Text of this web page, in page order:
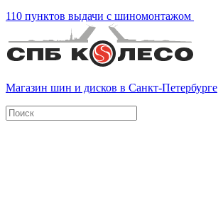
110 пунктов выдачи с шиномонтажом
Магазин шин и дисков в Санкт-Петербурге